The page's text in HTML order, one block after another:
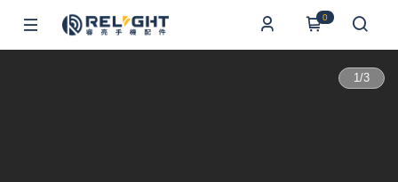
0
1/3